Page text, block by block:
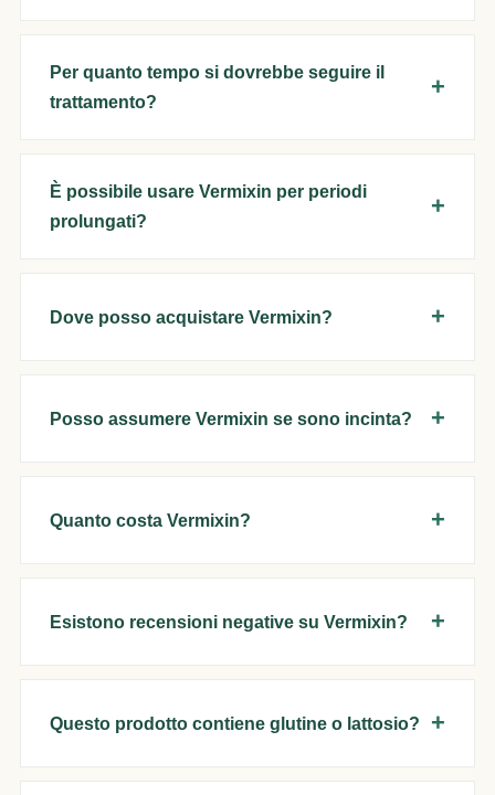
Per quanto tempo si dovrebbe seguire il
trattamento?
È possibile usare Vermixin per periodi
prolungati?
Dove posso acquistare Vermixin?
Posso assumere Vermixin se sono incinta?
Quanto costa Vermixin?
Esistono recensioni negative su Vermixin?
Questo prodotto contiene glutine o lattosio?